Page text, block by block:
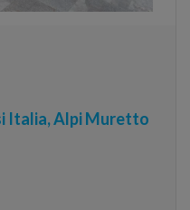
Italia, Alpi Muretto